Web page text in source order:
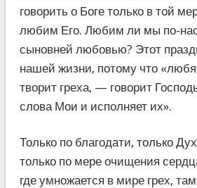
говорить о Боге только в той
любим Его. Любим ли мы по-
сыновней любовью? Этот
нашей жизни, потому что
творит греха, — говорит
слова Мои и исполняет их».
Только по благодати, только
только по мере очищения
где умножается в мире грех,